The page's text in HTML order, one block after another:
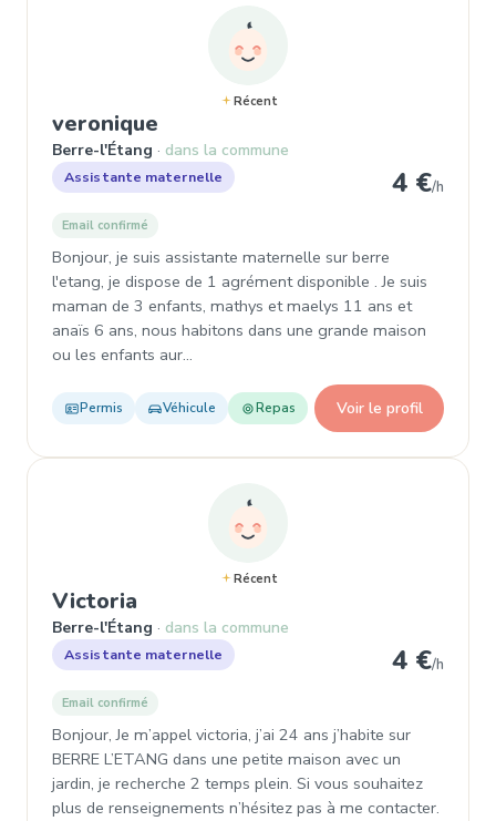
Récent
veronique
Berre-l'Étang dans la commune
Assistante maternelle 4 €/h
Email confirmé
Bonjour, je suis assistante maternelle sur berre
l'etang, je dispose de 1 agrément disponible . Je suis
maman de 3 enfants, mathys et maelys 11 ans et
anaïs 6 ans, nous habitons dans une grande maison
ou les enfants aur…
Permis Véhicule Repas Voir le profil
Récent
Victoria
Berre-l'Étang dans la commune
Assistante maternelle 4 €/h
Email confirmé
Bonjour, Je m’appel victoria, j’ai 24 ans j’habite sur
BERRE L’ETANG dans une petite maison avec un
jardin, je recherche 2 temps plein. Si vous souhaitez
plus de renseignements n’hésitez pas à me contacter.